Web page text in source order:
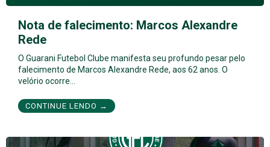
Nota de falecimento: Marcos Alexandre
Rede
O Guarani Futebol Clube manifesta seu profundo pesar pelo
falecimento de Marcos Alexandre Rede, aos 62 anos. O
velório ocorre…
CONTINUE LENDO →